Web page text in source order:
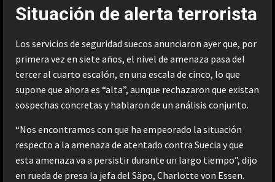
Situación de alerta terrorista
Los servicios de seguridad suecos anunciaron ayer que, por
primera vez en siete años, el nivel de amenaza pasa del
tercer al cuarto escalón, en una escala de cinco, lo que
supone que ahora es “alta”, aunque rechazaron que existan
sospechas concretas y hablaron de un análisis conjunto.
“Nos encontramos con que ha empeorado la situación
respecto a la amenaza de atentado contra Suecia y que
esta amenaza va a persistir durante un largo tiempo”, dijo
en rueda de presa la jefa del Säpo, Charlotte von Essen.